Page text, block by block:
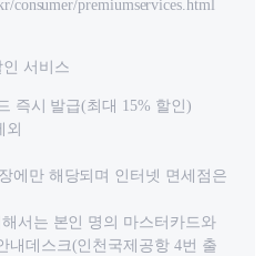
consumer/premiumservices.html
서비스
즉시 발급(최대 15% 할인)
에만 해당되며 인터넷 면세점은
서는 본인 명의 마스터카드와
내데스크(인천국제공항 4번 출